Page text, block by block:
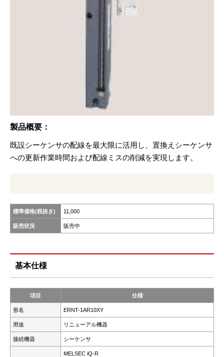
製品概要：
既設シーケンサの配線を最大限に活用し、置換えシーケンサ
への更新作業時間および配線ミスの削減を実現します。
標準価格(税抜き) 11,000
販売状況 販売中
基本仕様
項目 仕様
形名 ERNT-1AR10XY
用途 リニューアル機器
接続機器 シーケンサ
MELSEC iQ-R